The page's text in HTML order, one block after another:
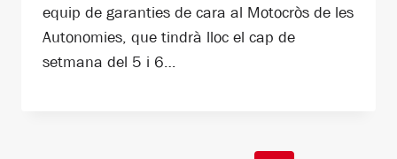
equip de garanties de cara al Motocròs de les
Autonomies, que tindrà lloc el cap de
setmana del 5 i 6…